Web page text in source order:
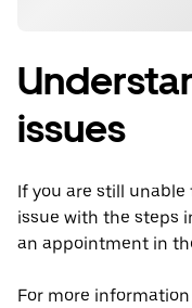
issues
If you are still
issue with the steps
an appointment in
For more